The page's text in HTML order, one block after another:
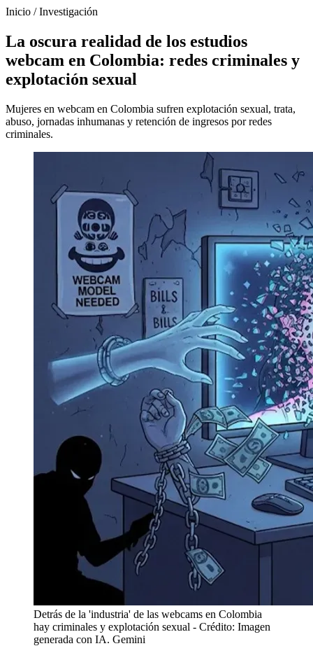
Inicio /Investigación
La oscura realidad de los estudios
webcam en Colombia: redes criminales y
explotación sexual
Mujeres en webcam en Colombia sufren explotación sexual, trata,
abuso, jornadas inhumanas y retención de ingresos por redes
criminales.
Detrás de la 'industria' de las webcams en Colombia
hay criminales y explotación sexual - Crédito: Imagen
generada con IA. Gemini